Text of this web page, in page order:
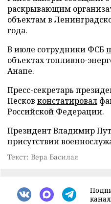
раскрывающим
объектам в
года.
В июле сотрудники ФСБ
объектах топливно-
Анапе.
Пресс-секретарь
Песков констатировал
Российской Федерации.
Президент Владимир
присутствии
Текст: Вера Басилая